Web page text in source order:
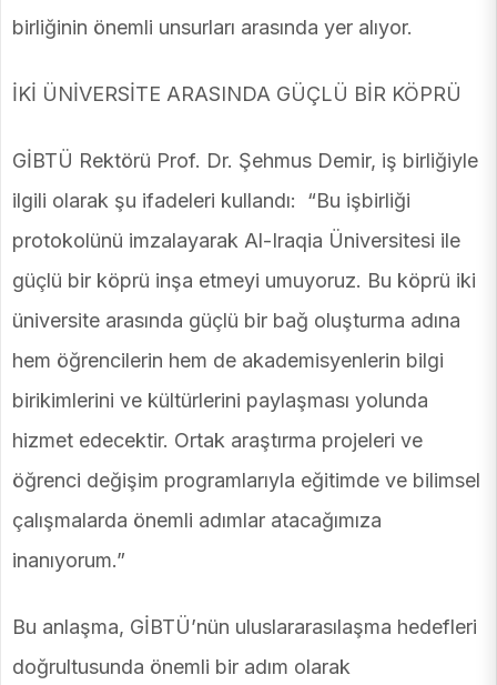
birliğinin önemli unsurları arasında yer alıyor.
İKİ ÜNİVERSİTE ARASINDA GÜÇLÜ BİR KÖPRÜ
GİBTÜ Rektörü Prof. Dr. Şehmus Demir, iş birliğiyle
ilgili olarak şu ifadeleri kullandı: “Bu işbirliği
protokolünü imzalayarak Al-Iraqia Üniversitesi ile
güçlü bir köprü inşa etmeyi umuyoruz. Bu köprü iki
üniversite arasında güçlü bir bağ oluşturma adına
hem öğrencilerin hem de akademisyenlerin bilgi
birikimlerini ve kültürlerini paylaşması yolunda
hizmet edecektir. Ortak araştırma projeleri ve
öğrenci değişim programlarıyla eğitimde ve bilimsel
çalışmalarda önemli adımlar atacağımıza
inanıyorum.”
Bu anlaşma, GİBTÜ’nün uluslararasılaşma hedefleri
doğrultusunda önemli bir adım olarak